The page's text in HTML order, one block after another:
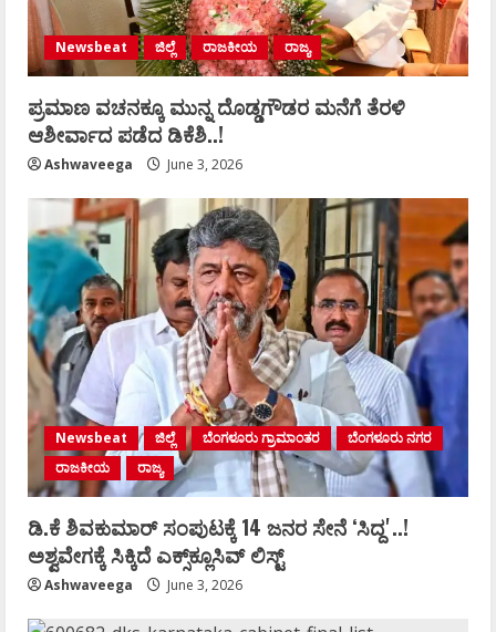
Newsbeat ಜಿಲ್ಲೆ ರಾಜಕೀಯ ರಾಜ್ಯ
ಪ್ರಮಾಣ ವಚನಕ್ಕೂ ಮುನ್ನ ದೊಡ್ಡಗೌಡರ ಮನೆಗೆ ತೆರಳಿ
ಆಶೀರ್ವಾದ ಪಡೆದ ಡಿಕೆಶಿ..!
Ashwaveega June 3, 2026
Newsbeat ಜಿಲ್ಲೆ ಬೆಂಗಳೂರು ಗ್ರಾಮಾಂತರ
ಬೆಂಗಳೂರು ನಗರ
ರಾಜಕೀಯ
ರಾಜ್ಯ
ಡಿ.ಕೆ ಶಿವಕುಮಾರ್‌ ಸಂಪುಟಕ್ಕೆ 14 ಜನರ ಸೇನೆ ʻಸಿದ್ದʼ..!
ಅಶ್ವವೇಗಕ್ಕೆ ಸಿಕ್ಕಿದೆ ಎಕ್ಸ್‌ಕ್ಲೂಸಿವ್‌ ಲಿಸ್ಟ್‌
Ashwaveega June 3, 2026